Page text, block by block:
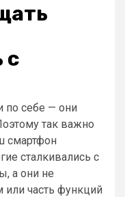
с
по себе — они
так важно
смартфон
сталкивались с
а они не
или часть функций